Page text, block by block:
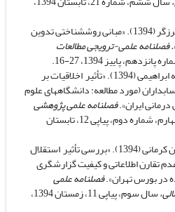
مهدوی، غلامحسین و الهه برزگر (1394). «مبانی روش­شناختی تدوین
. فصلنامه علمی-ترویجی مطالعات
پانزدهم، پاییز 1394، 27-16.
مهدوی، غلامحسین و فهیمه ابراهیمی (1394). «تأثیر اخلاقیات بر
(مورد مطالعه: دانشگاه­های علوم
ایران».فصلنامه علمی پژوهشی
شماره دوم، پیاپی 12، تابستان
مهدوی، غلامحسین و احسان کرمانی (1394). «بررسی تأثیر استقلال
تقارن اطلاعاتی و کیفیت گزارشگری
در بورس تهران».فصلنامه علمی
سال سوم، پیاپی 11، زمستان 1394،